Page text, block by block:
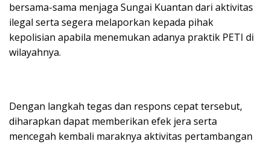
bersama-sama menjaga Sungai Kuantan dari aktivitas
ilegal serta segera melaporkan kepada pihak
kepolisian apabila menemukan adanya praktik PETI di
wilayahnya.
Dengan langkah tegas dan respons cepat tersebut,
diharapkan dapat memberikan efek jera serta
mencegah kembali maraknya aktivitas pertambangan